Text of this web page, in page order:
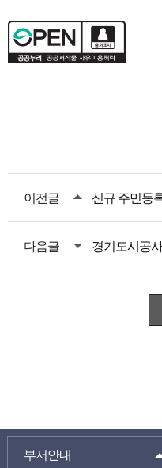
이전글
다음글
부서안내